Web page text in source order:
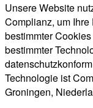
Unsere Website
Complianz, um
bestimmter
bestimmter
Technologie ist
Groningen,